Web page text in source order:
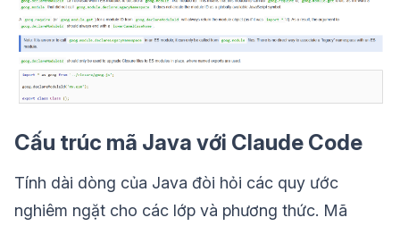
Cấu trúc mã Java với Claude Code
Tính dài dòng của Java đòi hỏi các quy ước
nghiêm ngặt cho các lớp và phương thức. Mã